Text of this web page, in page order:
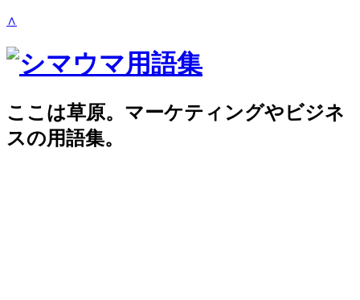
∧
ここは草原。マーケティングやビジネ
スの用語集。